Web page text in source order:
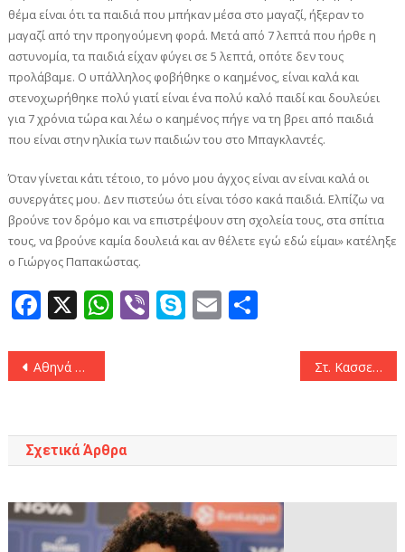
θέμα είναι ότι τα παιδιά που μπήκαν μέσα στο μαγαζί, ήξεραν το
μαγαζί από την προηγούμενη φορά. Μετά από 7 λεπτά που ήρθε η
αστυνομία, τα παιδιά είχαν φύγει σε 5 λεπτά, οπότε δεν τους
προλάβαμε. Ο υπάλληλος φοβήθηκε ο καημένος, είναι καλά και
στενοχωρήθηκε πολύ γιατί είναι ένα πολύ καλό παιδί και δουλεύει
για 7 χρόνια τώρα και λέω ο καημένος πήγε να τη βρει από παιδιά
που είναι στην ηλικία των παιδιών του στο Μπαγκλαντές.
Όταν γίνεται κάτι τέτοιο, το μόνο μου άγχος είναι αν είναι καλά οι
συνεργάτες μου. Δεν πιστεύω ότι είναι τόσο κακά παιδιά. Ελπίζω να
βρούνε τον δρόμο και να επιστρέψουν στη σχολεία τους, στα σπίτια
τους, να βρούνε καμία δουλειά και αν θέλετε εγώ εδώ είμαι» κατέληξε
ο Γιώργος Παπακώστας.
Facebook
X WhatsApp
ViberSkype
Email
Πλοήγηση
Αθηνά Αφαλίδου: «Ο σύζυγός μου διαγνώστηκε με λέμφωμα Non-Hodgkin στο 4ο στάδιο» Στ. Κασσελάκης: «Πρέπει να δημιουργήσουμε ένα νέο πρόγραμμα, ώστε η σχολάζουσα αγροτική γη να μπορεί να αναδιανεμηθεί»
Σχετικά Άρθρα